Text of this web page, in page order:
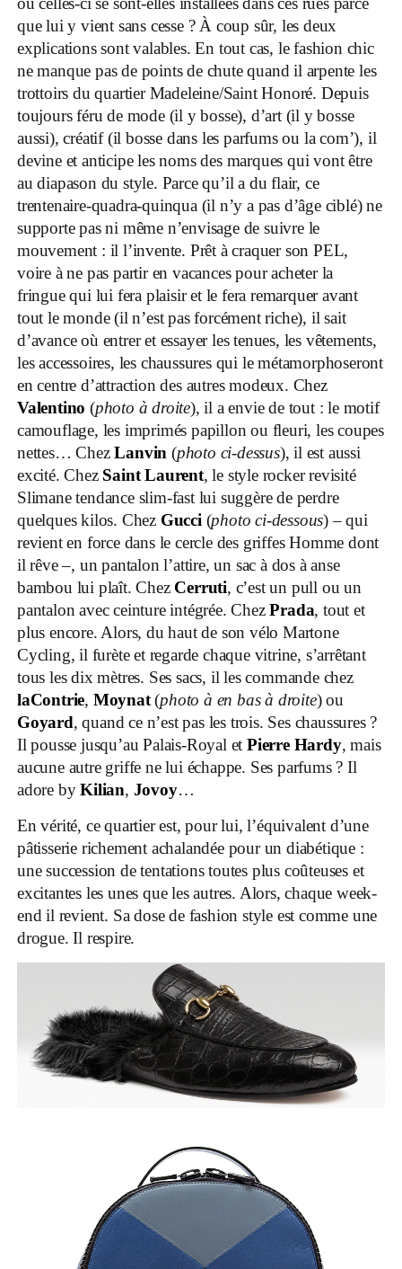
que lui y vient sans cesse ? À coup sûr, les deux
explications sont valables. En tout cas, le fashion chic
ne manque pas de points de chute quand il arpente les
trottoirs du quartier Madeleine/Saint Honoré. Depuis
toujours féru de mode (il y bosse), d’art (il y bosse
aussi), créatif (il bosse dans les parfums ou la com’), il
devine et anticipe les noms des marques qui vont être
au diapason du style. Parce qu’il a du flair, ce
trentenaire-quadra-quinqua (il n’y a pas d’âge ciblé) ne
supporte pas ni même n’envisage de suivre le
mouvement : il l’invente. Prêt à craquer son PEL,
voire à ne pas partir en vacances pour acheter la
fringue qui lui fera plaisir et le fera remarquer avant
tout le monde (il n’est pas forcément riche), il sait
d’avance où entrer et essayer les tenues, les vêtements,
les accessoires, les chaussures qui le métamorphoseront
en centre d’attraction des autres modeux. Chez
Valentino (photo à droite), il a envie de tout : le motif
camouflage, les imprimés papillon ou fleuri, les coupes
nettes… ChezLanvin (photo ci-dessus), il est aussi
excité. Chez Saint Laurent, le style rocker revisité
Slimane tendance slim-fast lui suggère de perdre
quelques kilos. Chez Gucci (photo ci-dessous) – qui
revient en force dans le cercle des griffes Homme dont
il rêve –, un pantalon l’attire, un sac à dos à anse
bambou lui plaît. Chez Cerruti, c’est un pull ou un
pantalon avec ceinture intégrée. ChezPrada, tout et
plus encore. Alors, du haut de son vélo Martone
Cycling, il furète et regarde chaque vitrine, s’arrêtant
tous les dix mètres. Ses sacs, il les commande chez
laContrie, Moynat(photo à en bas à droite) ou
Goyard, quand ce n’est pas les trois. Ses chaussures ?
Il pousse jusqu’au Palais-Royal etPierre Hardy, mais
aucune autre griffe ne lui échappe. Ses parfums ? Il
adore byKilian, Jovoy…
En vérité, ce quartier est, pour lui, l’équivalent d’une
pâtisserie richement achalandée pour un diabétique :
une succession de tentations toutes plus coûteuses et
excitantes les unes que les autres. Alors, chaque week-
end il revient. Sa dose de fashion style est comme une
drogue. Il respire.